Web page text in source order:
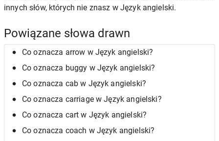
innych słów, których nie znasz w Język angielski.
Powiązane słowa drawn
Co oznacza arrow w Język angielski?
Co oznacza buggy w Język angielski?
Co oznacza cab w Język angielski?
Co oznacza carriage w Język angielski?
Co oznacza cart w Język angielski?
Co oznacza coach w Język angielski?